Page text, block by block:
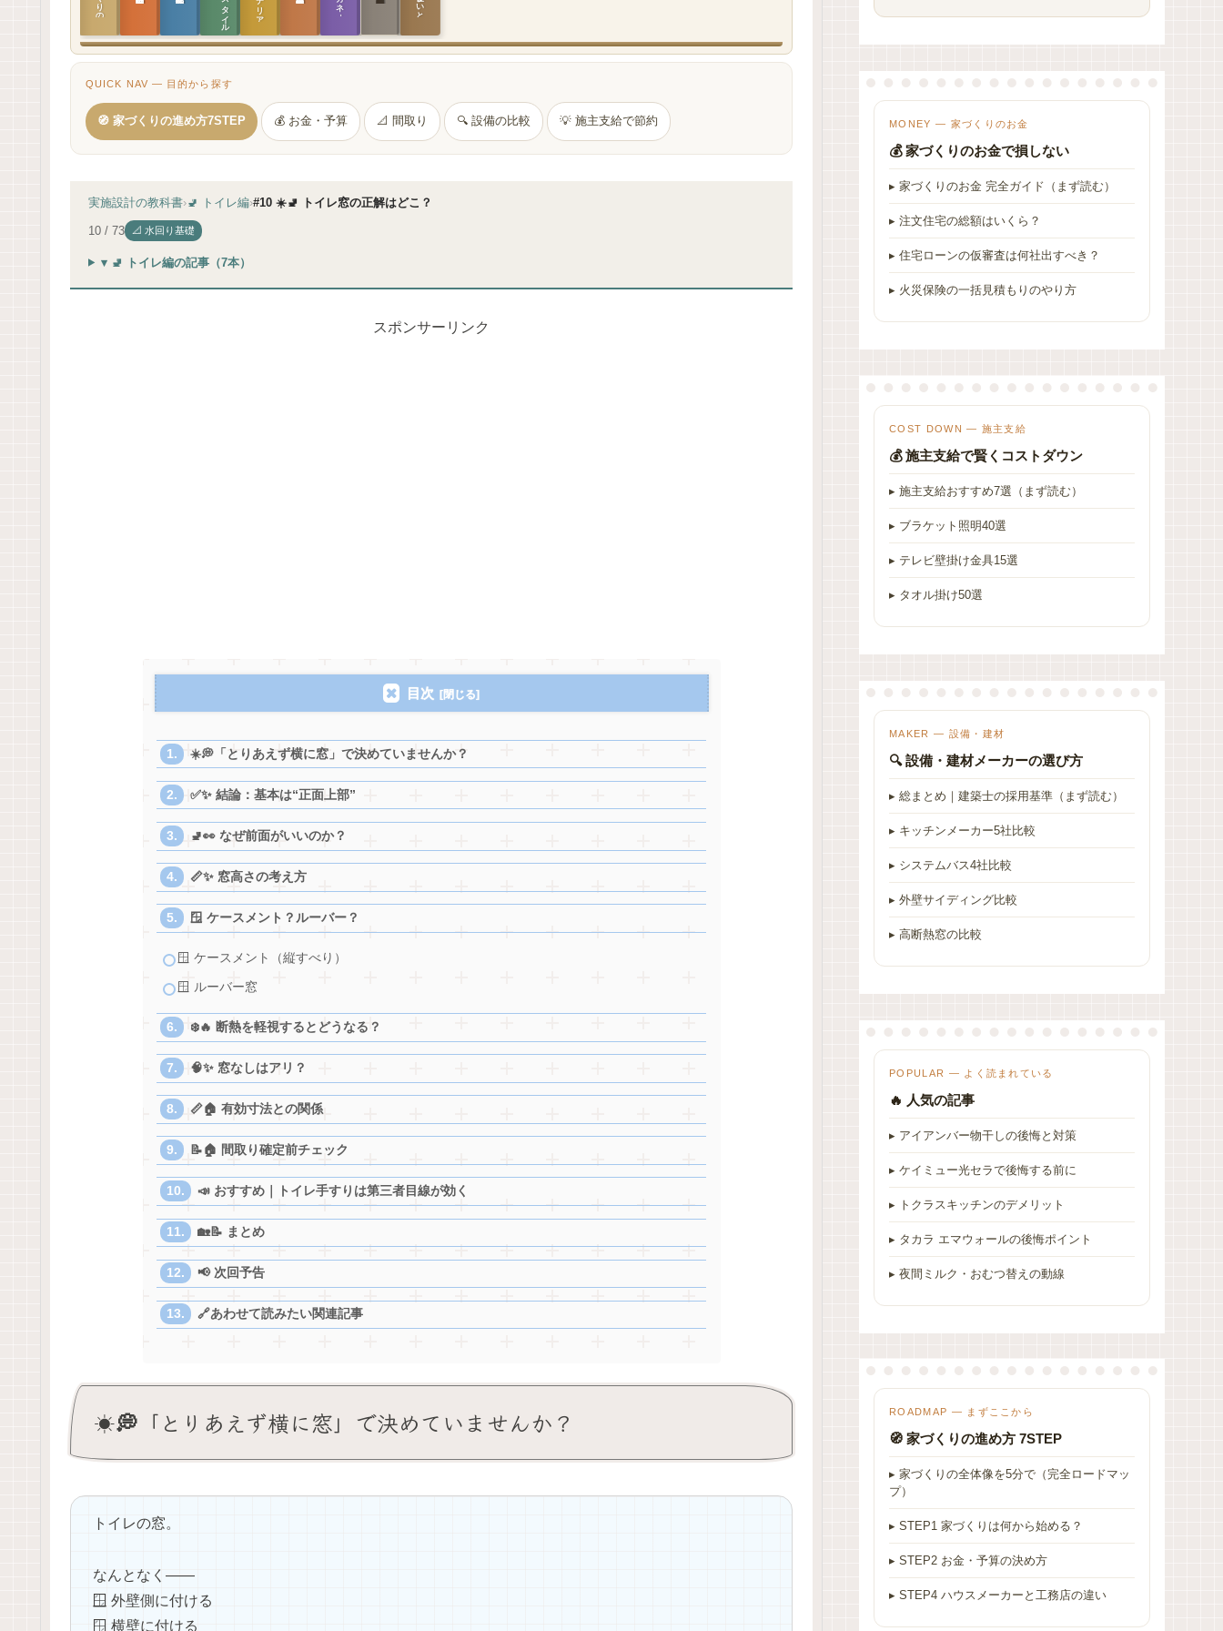
QUICK NAV — 目的から探す
🧭 家づくりの進め方7STEP 💰 お金・予算 📐 間取り 🔍 設備の比較 💡 施主支給で節約
実施設計の教科書›🚽 トイレ編›#10 ☀️🚽 トイレ窓の正解はどこ？
10 / 73 📐 水回り基礎
▾ 🚽 トイレ編の記事（7本）
スポンサーリンク
目次
☀️💭「とりあえず横に窓」で決めていませんか？
✅✨ 結論：基本は“正面上部”
🚽👀 なぜ前面がいいのか？
📏✨ 窓高さの考え方
🪟 ケースメント？ルーバー？
🪟 ケースメント（縦すべり）
🪟 ルーバー窓
❄️🔥 断熱を軽視するとどうなる？
🧠✨ 窓なしはアリ？
📏🏠 有効寸法との関係
📝🏠 間取り確定前チェック
📣 おすすめ｜トイレ手すりは第三者目線が効く
🏡📝 まとめ
📢 次回予告
🔗あわせて読みたい関連記事
☀️💭「とりあえず横に窓」で決めていませんか？
トイレの窓。
なんとなく――
🪟 外壁側に付ける
🪟 横壁に付ける
MONEY — 家づくりのお金
💰 家づくりのお金で損しない
▸ 家づくりのお金 完全ガイド（まず読む）
▸ 注文住宅の総額はいくら？
▸ 住宅ローンの仮審査は何社出すべき？
▸ 火災保険の一括見積もりのやり方
COST DOWN — 施主支給
💰 施主支給で賢くコストダウン
▸ 施主支給おすすめ7選（まず読む）
▸ ブラケット照明40選
▸ テレビ壁掛け金具15選
▸ タオル掛け50選
MAKER — 設備・建材
🔍 設備・建材メーカーの選び方
▸ 総まとめ｜建築士の採用基準（まず読む）
▸ キッチンメーカー5社比較
▸ システムバス4社比較
▸ 外壁サイディング比較
▸ 高断熱窓の比較
POPULAR — よく読まれている
🔥 人気の記事
▸ アイアンバー物干しの後悔と対策
▸ ケイミュー光セラで後悔する前に
▸ トクラスキッチンのデメリット
▸ タカラ エマウォールの後悔ポイント
▸ 夜間ミルク・おむつ替えの動線
ROADMAP — まずここから
🧭 家づくりの進め方 7STEP
▸ 家づくりの全体像を5分で（完全ロードマッ
プ）
▸ STEP1 家づくりは何から始める？
▸ STEP2 お金・予算の決め方
▸ STEP4 ハウスメーカーと工務店の違い